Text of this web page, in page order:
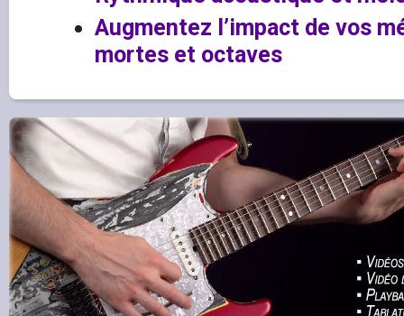
Augmentez l’impact de vos
mortes et octaves